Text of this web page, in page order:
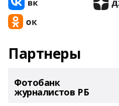
Партнеры
Фотобанк
журналистов РБ